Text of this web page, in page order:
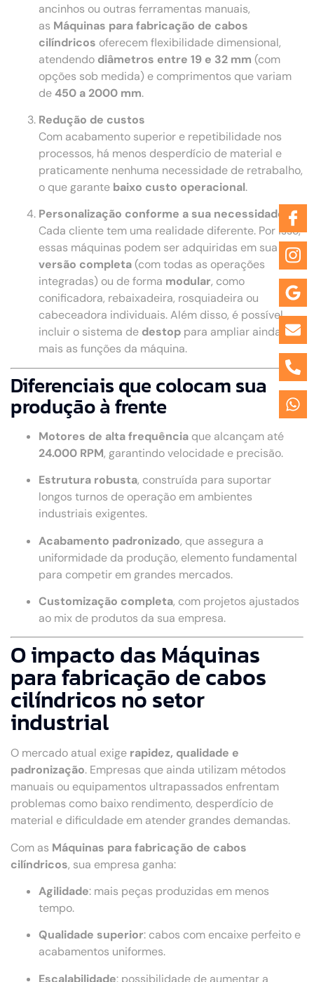
ancinhos ou outras ferramentas manuais,
as Máquinas para fabricação de cabos
cilíndricos oferecem flexibilidade dimensional,
atendendo diâmetros entre 19 e 32 mm (com
opções sob medida) e comprimentos que variam
de450 a 2000 mm.
Redução de custos
Com acabamento superior e repetibilidade nos
processos, há menos desperdício de material e
praticamente nenhuma necessidade de retrabalho,
o que garante baixo custo operacional.
Personalização conforme a sua necessidade
Cada cliente tem uma realidade diferente. Por isso,
essas máquinas podem ser adquiridas em sua
versão completa (com todas as operações
integradas) ou de forma modular, como
conificadora, rebaixadeira, rosquiadeira ou
cabeceadora individuais. Além disso, é possível
incluir o sistema de destop para ampliar ainda
mais as funções da máquina.
Diferenciais que colocam sua
produção à frente
Motores de alta frequência que alcançam até
24.000 RPM, garantindo velocidade e precisão.
Estrutura robusta, construída para suportar
longos turnos de operação em ambientes
industriais exigentes.
Acabamento padronizado, que assegura a
uniformidade da produção, elemento fundamental
para competir em grandes mercados.
Customização completa, com projetos ajustados
ao mix de produtos da sua empresa.
O impacto das Máquinas
para fabricação de cabos
cilíndricos no setor
industrial
O mercado atual exige rapidez, qualidade e
padronização. Empresas que ainda utilizam métodos
manuais ou equipamentos ultrapassados enfrentam
problemas como baixo rendimento, desperdício de
material e dificuldade em atender grandes demandas.
Com as Máquinas para fabricação de cabos
cilíndricos, sua empresa ganha:
Agilidade: mais peças produzidas em menos
tempo.
Qualidade superior: cabos com encaixe perfeito e
acabamentos uniformes.
Escalabilidade: possibilidade de aumentar a